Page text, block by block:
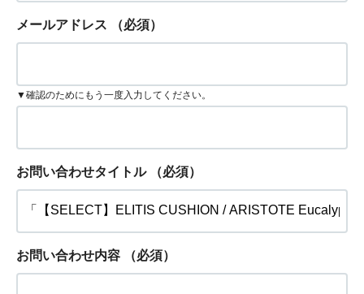
メールアドレス （必須）
▼確認のためにもう一度入力してください。
お問い合わせタイトル （必須）
お問い合わせ内容 （必須）